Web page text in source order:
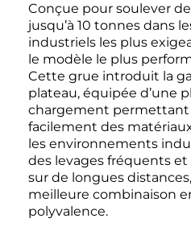
Conçue pour soulever
jusqu’à 10 tonnes dans
industriels les plus
le modèle le plus
Cette grue introduit la
plateau, équipée d’une
chargement permettant
facilement des
les environnements
des levages fréquents
sur de longues
meilleure combinaison
polyvalence.